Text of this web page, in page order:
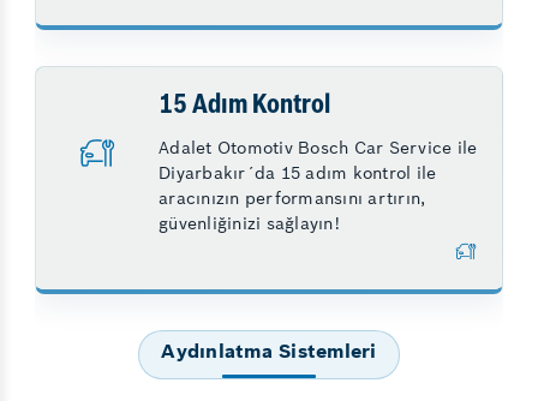
15 Adım Kontrol
Adalet Otomotiv Bosch Car Service ile
Diyarbakır´da 15 adım kontrol ile
aracınızın performansını artırın,
güvenliğinizi sağlayın!
Aydınlatma Sistemleri